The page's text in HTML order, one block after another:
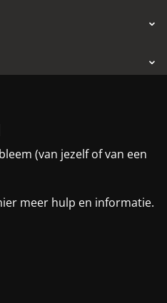
(van jezelf of van een
meer hulp en informatie.